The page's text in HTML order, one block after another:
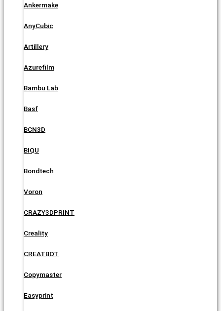
Ankermake
AnyCubic
Artillery
Azurefilm
Bambu Lab
Basf
BCN3D
BIQU
Bondtech
Voron
CRAZY3DPRINT
Creality
CREATBOT
Copymaster
Easyprint